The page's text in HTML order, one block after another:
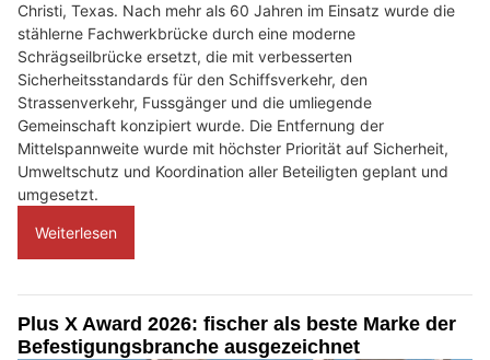
Christi, Texas. Nach mehr als 60 Jahren im Einsatz wurde die
stählerne Fachwerkbrücke durch eine moderne
Schrägseilbrücke ersetzt, die mit verbesserten
Sicherheitsstandards für den Schiffsverkehr, den
Strassenverkehr, Fussgänger und die umliegende
Gemeinschaft konzipiert wurde. Die Entfernung der
Mittelspannweite wurde mit höchster Priorität auf Sicherheit,
Umweltschutz und Koordination aller Beteiligten geplant und
umgesetzt.
Weiterlesen
Plus X Award 2026: fischer als beste Marke der
Befestigungsbranche ausgezeichnet